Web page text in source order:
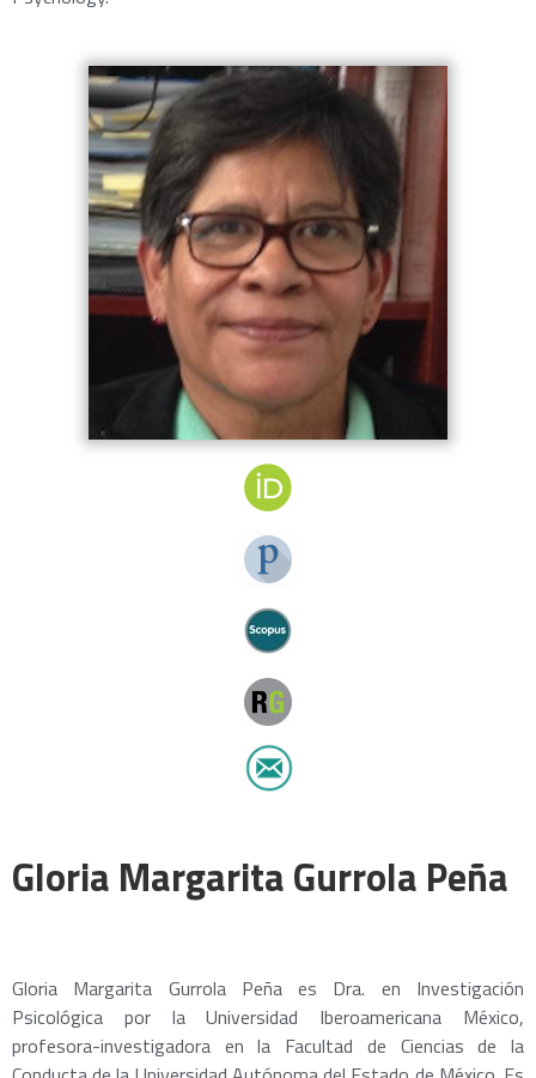
Gloria Margarita Gurrola Peña
Gloria Margarita Gurrola Peña es Dra. en Investigación
Psicológica por la Universidad Iberoamericana México,
profesora-investigadora en la Facultad de Ciencias de la